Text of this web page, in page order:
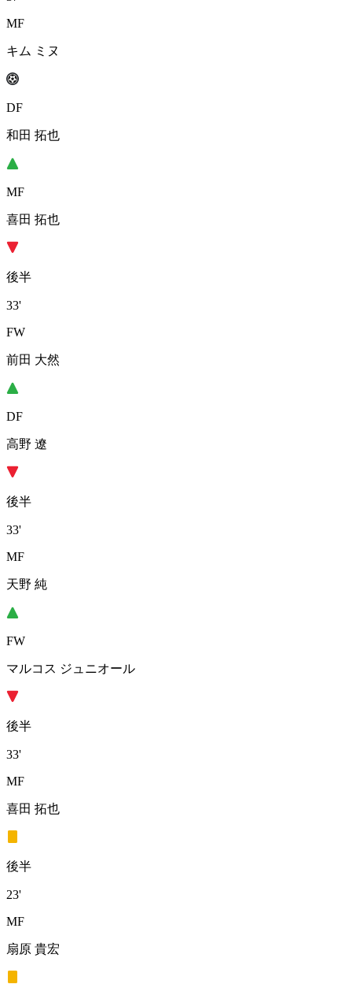
MF
キム ミヌ
DF
和田 拓也
MF
喜田 拓也
後半
33'
FW
前田 大然
DF
高野 遼
後半
33'
MF
天野 純
FW
マルコス ジュニオール
後半
33'
MF
喜田 拓也
後半
23'
MF
扇原 貴宏